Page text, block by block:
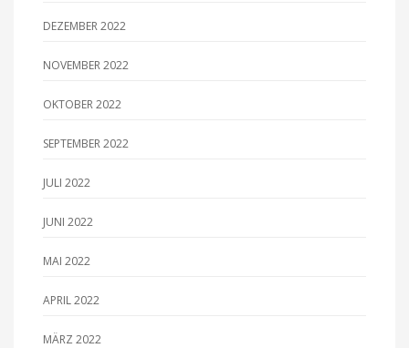
DEZEMBER 2022
NOVEMBER 2022
OKTOBER 2022
SEPTEMBER 2022
JULI 2022
JUNI 2022
MAI 2022
APRIL 2022
MÄRZ 2022